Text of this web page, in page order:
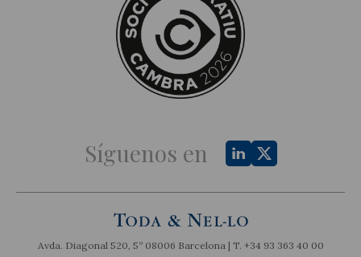
Síguenos en
Avda. Diagonal 520, 5º 08006 Barcelona | T. +34 93 363 40 00